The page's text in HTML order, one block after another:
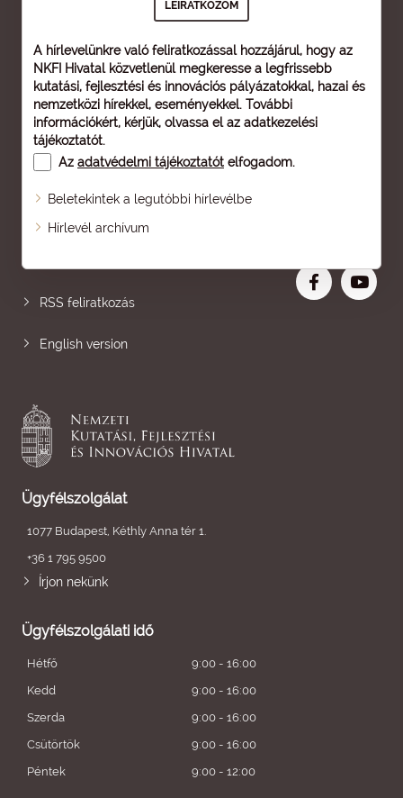
A hírlevelünkre való feliratkozással hozzájárul, hogy az
NKFI Hivatal közvetlenül megkeresse a legfrissebb
kutatási, fejlesztési és innovációs pályázatokkal, hazai és
nemzetközi hírekkel, eseményekkel. További
információkért, kérjük, olvassa el az adatkezelési
tájékoztatót.
Az adatvédelmi tájékoztatót elfogadom.
Beletekintek a legutóbbi hírlevélbe
Hírlevél archívum
Oldaltérkép
RSS feliratkozás
English version
Ügyfélszolgálat
1077 Budapest, Kéthly Anna tér 1.
+36 1 795 9500
Írjon nekünk
Ügyfélszolgálati idő
Hétfő
9:00 - 16:00
Kedd
9:00 - 16:00
Szerda
9:00 - 16:00
Csütörtök
9:00 - 16:00
Péntek
9:00 - 12:00